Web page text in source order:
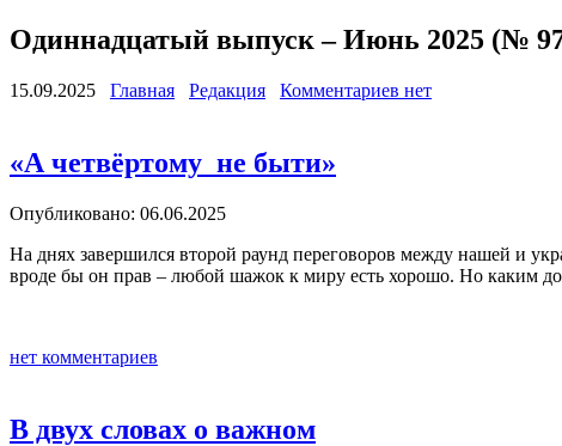
Одиннадцатый выпуск – Июнь 2025 (№
15.09.2025 Главная Редакция Комментариев нет
«А четвёртому не быти»
Опубликовано: 06.06.2025
На днях завершился второй раунд переговоров между нашей и
вроде бы он прав – любой шажок к миру есть хорошо. Но каким
нет комментариев
В двух словах о важном